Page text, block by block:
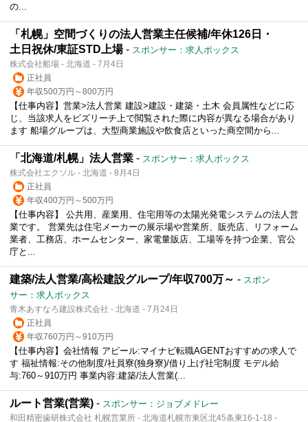
の...
「札幌」空間づくりの法人営業主任候補/年休126日・
土日祝休/東証STD上場- スポンサー：求人ボックス
株式会社船場 - 北海道 - 7月4日
正社員
年収500万円～800万円
【仕事内容】営業>法人営業 建設>建設・建築・土木 会員属性などに応
じ、当該求人をビズリーチ上で閲覧された際に内容が異なる場合があり
ます 船場グループは、大型商業施設や飲食店といった商空間から...
「北海道/札幌」法人営業 - スポンサー：求人ボックス
株式会社エクソル - 北海道 - 8月4日
正社員
年収400万円～500万円
【仕事内容】 公共用、産業用、住宅用等の太陽光発電システムの法人営
業です。 営業先は住宅メーカーの展示場や営業所、販売店、リフォーム
業者、工務店、ホームセンター、家電量販店、工場等を持つ企業、官公
庁と...
建築/法人営業/高松建設グループ/年収700万～ - スポン
サー：求人ボックス
青木あすなろ建設株式会社 - 北海道 - 7月24日
正社員
年収760万円～910万円
【仕事内容】会社情報 アピール:マイナビ転職AGENTおすすめの求人で
す 福祉情報:その他制度/社員寮(独身寮)/借り上げ社宅制度 モデル給
与:760～910万円 事業内容:建築/法人営業(...
ルート営業(営業) - スポンサー：ジョブメドレー
和田精密歯研株式会社 札幌営業所 - 北海道札幌市東区北45条東16-1-18 -